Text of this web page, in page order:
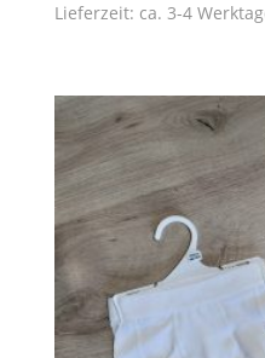
Lieferzeit: ca. 3-4